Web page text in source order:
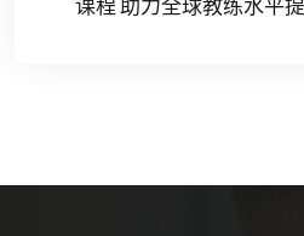
课程 助力全球教练水平